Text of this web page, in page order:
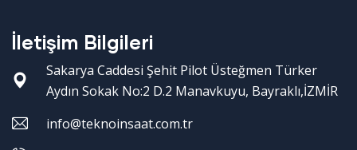
İletişim Bilgileri
Sakarya Caddesi Şehit Pilot Üsteğmen Türker
Aydın Sokak No:2 D.2 Manavkuyu, Bayraklı,İZMİR
info@teknoinsaat.com.tr